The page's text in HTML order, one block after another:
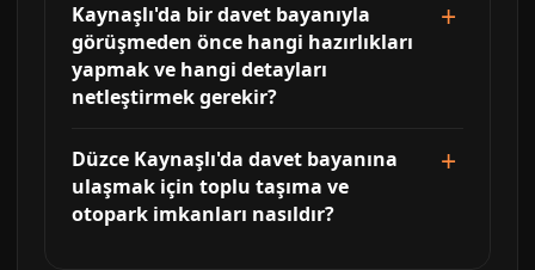
Kaynaşlı'da bir davet bayanıyla
görüşmeden önce hangi hazırlıkları
yapmak ve hangi detayları
netleştirmek gerekir?
Düzce Kaynaşlı'da davet bayanına
ulaşmak için toplu taşıma ve
otopark imkanları nasıldır?